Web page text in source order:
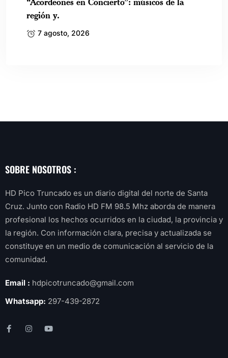
región y.
7 agosto, 2026
SOBRE NOSOTROS :
HD Pico Truncado es un diario digital del norte de Santa
Cruz. Junto con Radio HD FM 98.5 Mhz aborda de manera
profesional los hechos ocurridos en la ciudad, la provincia y
la región. Con información clara, precisa y actualizada se
constituye en un medio de comunicación al servicio de la
comunidad.
Email : hdpicotruncado@gmail.com
Whatsapp: 297-439-2872